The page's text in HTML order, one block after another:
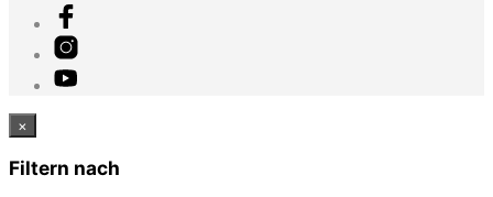
×
Filtern nach